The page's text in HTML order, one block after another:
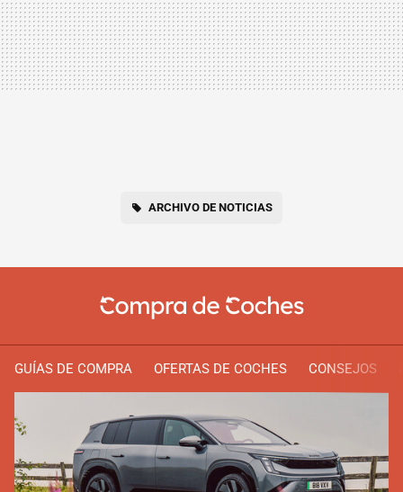
ARCHIVO DE NOTICIAS
GUÍAS DE COMPRA OFERTAS DE COCHES CONSEJOS